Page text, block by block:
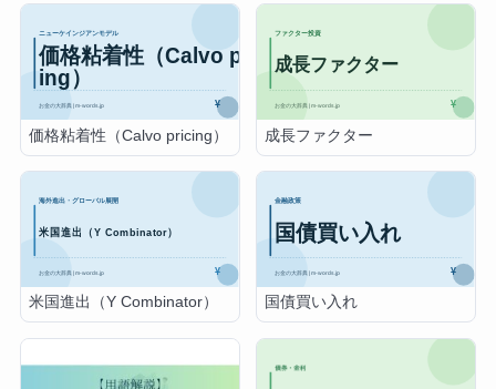
価格粘着性（Calvo pricing） 成長ファクター
米国進出（Y Combinator） 国債買い入れ